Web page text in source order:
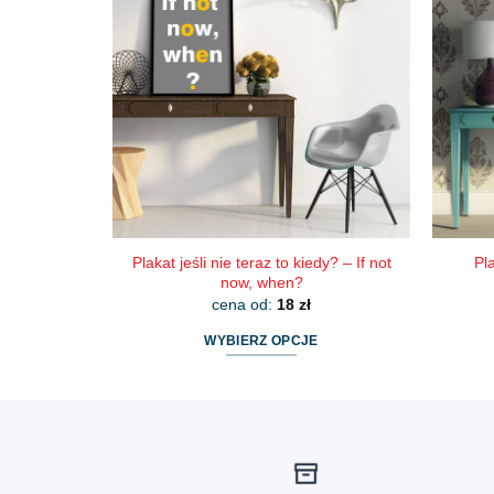
wariantów.
można
wybrać
stronie
produktu
Plakat jeśli nie teraz to kiedy? – If not
now, when?
cena od: 18 zł
WYBIERZ OPCJE
wariantów.